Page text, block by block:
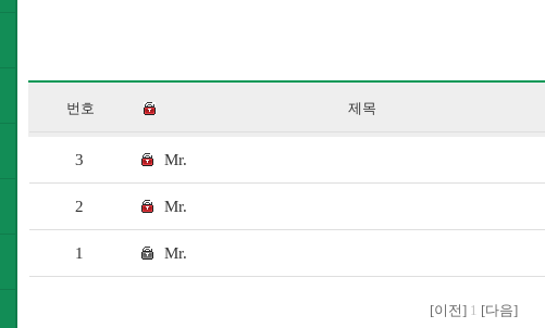
번호 제목
3 Mr.
2 Mr.
1 Mr.
[이전] 1 [다음]